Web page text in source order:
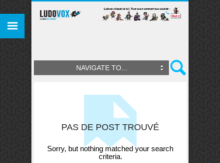
NAVIGATE TO...
PAS DE POST TROUVÉ
Sorry, but nothing matched your search
criteria.